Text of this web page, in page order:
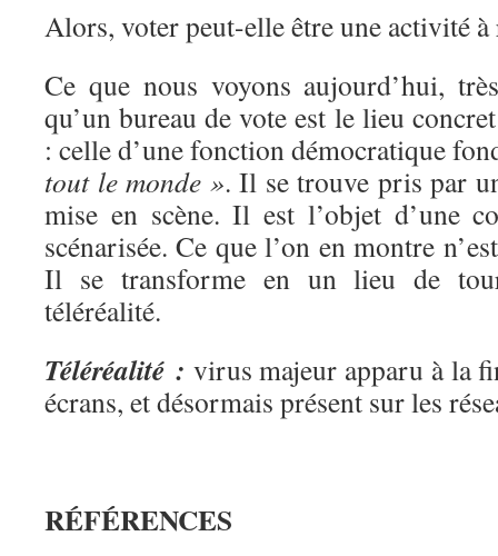
Alors, voter peut-elle être une activité
Ce que nous voyons aujourd’hui,
qu’un bureau de vote est le lieu
: celle d’une fonction démocratique
tout le monde ». Il se trouve pris par
mise en scène. Il est l’objet d’une
scénarisée. Ce que l’on en montre
Il se transforme en un lieu de
téléréalité.
Téléréalité : virus majeur apparu à la
écrans, et désormais présent sur les
RÉFÉRENCES